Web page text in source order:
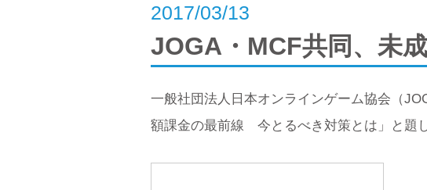
2017/03/13
JOGA・MCF共同、未
一般社団法人日本オンラインゲーム協会（
額課金の最前線 今とるべき対策とは」と題